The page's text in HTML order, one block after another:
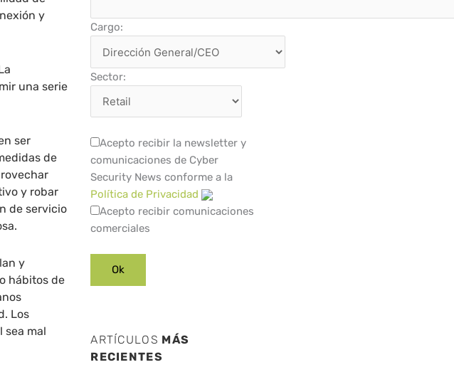
y
una serie
ser
de
y robar
de servicio
y
hábitos de
Los
sea mal
Cargo:
Sector:
Acepto recibir la newsletter y
comunicaciones de Cyber
Security News conforme a la
Política de Privacidad
Acepto recibir comunicaciones
comerciales
ARTÍCULOS MÁS
RECIENTES